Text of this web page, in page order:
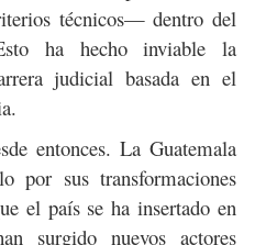
técnicos— dentro del
ha hecho inviable la
judicial basada en el
entonces. La Guatemala
por sus transformaciones
el país se ha insertado en
surgido nuevos actores